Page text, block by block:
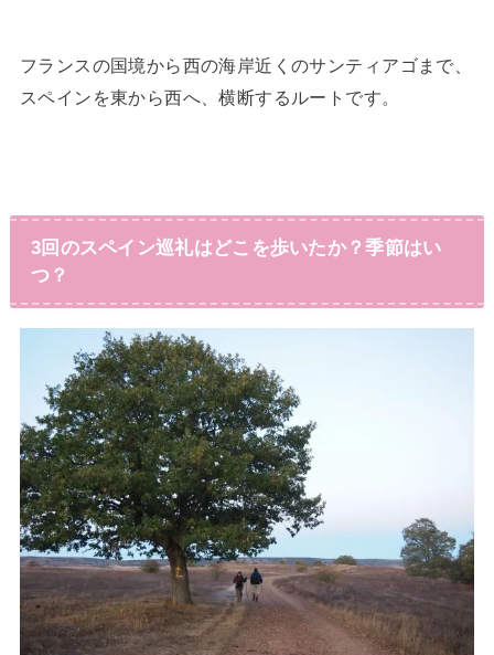
フランスの国境から西の海岸近くのサンティアゴまで、
スペインを東から西へ、横断するルートです。
3回のスペイン巡礼はどこを歩いたか？季節はい
つ？